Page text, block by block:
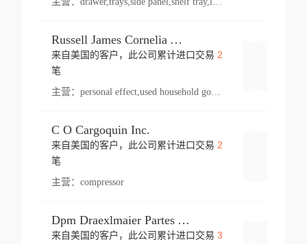
Russell James Cornelia Arlington Va
来自美国的客户，此公司累计进口交易 2
笔
主营： personal effect,used household goods
C O Cargoquin Inc.
来自美国的客户，此公司累计进口交易 2
笔
主营： compressor
Dpm Draexlmaier Partes Automotrices Corr Ind Huejotzingo
来自美国的客户，此公司累计进口交易 3